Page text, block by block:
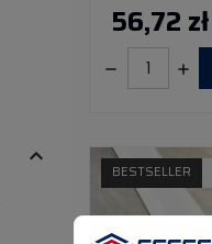
expand_more
56,72 zł
BESTSELLER